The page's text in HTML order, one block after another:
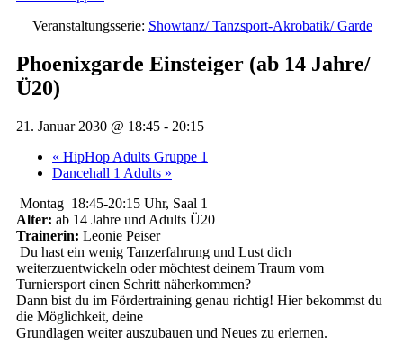
Veranstaltungsserie: Showtanz/ Tanzsport-Akrobatik/ Garde
Phoenixgarde Einsteiger (ab 14 Jahre/
Ü20)
21. Januar 2030 @ 18:45 - 20:15
« HipHop Adults Gruppe 1
Dancehall 1 Adults »
Montag 18:45-20:15 Uhr, Saal 1
Alter: ab 14 Jahre und Adults Ü20
Trainerin: Leonie Peiser
Du hast ein wenig Tanzerfahrung und Lust dich
weiterzuentwickeln oder möchtest deinem Traum vom
Turniersport einen Schritt näherkommen?
Dann bist du im Fördertraining genau richtig! Hier bekommst du
die Möglichkeit, deine
Grundlagen weiter auszubauen und Neues zu erlernen.